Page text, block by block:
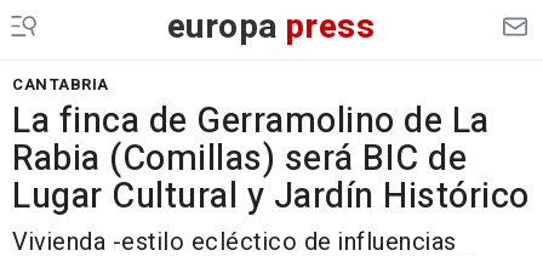
europa press
CANTABRIA
La finca de Gerramolino de La
Rabia (Comillas) será BIC de
Lugar Cultural y Jardín Histórico
Vivienda -estilo ecléctico de influencias